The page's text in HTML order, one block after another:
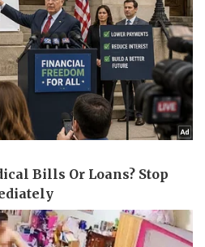
Ô tô - Xe máy